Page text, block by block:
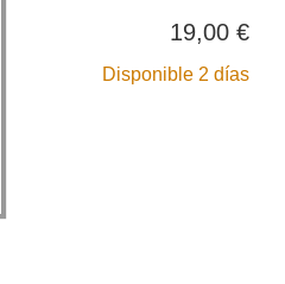
19,00 €
Disponible 2 días